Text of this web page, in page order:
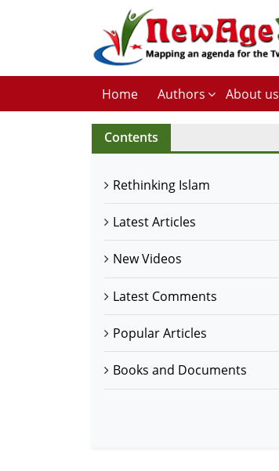
Home Authors About us
Contents
Rethinking Islam
Latest Articles
New Videos
Latest Comments
Popular Articles
Books and Documents